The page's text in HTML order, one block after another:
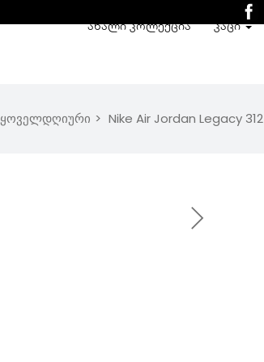
ᲐᲮᲐᲚᲘ ᲙᲝᲚᲔᲥᲪᲘᲐ ᲙᲐᲪᲘ
ყოველდღიური Nike Air Jordan Legacy 312